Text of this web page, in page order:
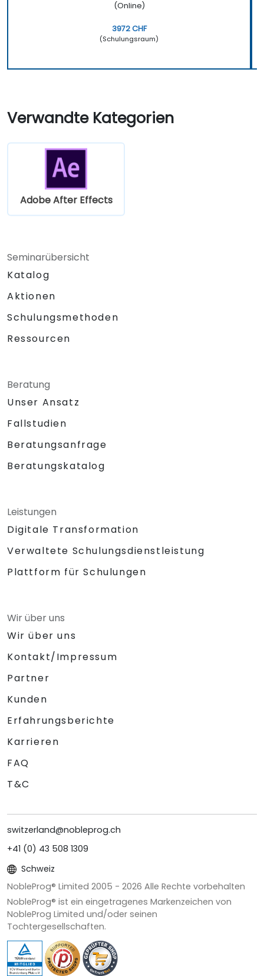
(Online)
3972 CHF
(Schulungsraum)
Verwandte Kategorien
Adobe After Effects
Seminarübersicht
Katalog
Aktionen
Schulungsmethoden
Ressourcen
Beratung
Unser Ansatz
Fallstudien
Beratungsanfrage
Beratungskatalog
Leistungen
Digitale Transformation
Verwaltete Schulungsdienstleistung
Plattform für Schulungen
Wir über uns
Wir über uns
Kontakt/Impressum
Partner
Kunden
Erfahrungsberichte
Karrieren
FAQ
T&C
switzerland@nobleprog.ch
+41 (0) 43 508 1309
Schweiz
NobleProg® Limited 2005 - 2026 Alle Rechte vorbehalten
NobleProg® ist ein eingetragenes Markenzeichen von
NobleProg Limited und/oder seinen
Tochtergesellschaften.